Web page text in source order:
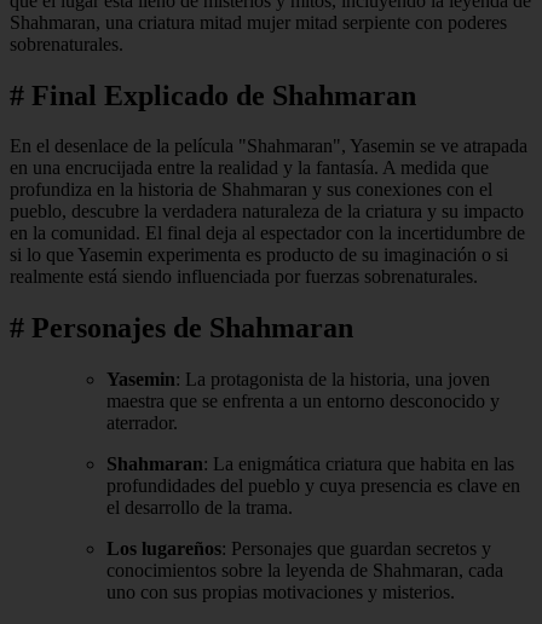
Shahmaran, una criatura mitad mujer mitad serpiente con poderes
sobrenaturales.
# Final Explicado de Shahmaran
En el desenlace de la película "Shahmaran", Yasemin se ve atrapada
en una encrucijada entre la realidad y la fantasía. A medida que
profundiza en la historia de Shahmaran y sus conexiones con el
pueblo, descubre la verdadera naturaleza de la criatura y su impacto
en la comunidad. El final deja al espectador con la incertidumbre de
si lo que Yasemin experimenta es producto de su imaginación o si
realmente está siendo influenciada por fuerzas sobrenaturales.
# Personajes de Shahmaran
Yasemin: La protagonista de la historia, una joven
maestra que se enfrenta a un entorno desconocido y
aterrador.
Shahmaran: La enigmática criatura que habita en las
profundidades del pueblo y cuya presencia es clave en
el desarrollo de la trama.
Los lugareños: Personajes que guardan secretos y
conocimientos sobre la leyenda de Shahmaran, cada
uno con sus propias motivaciones y misterios.